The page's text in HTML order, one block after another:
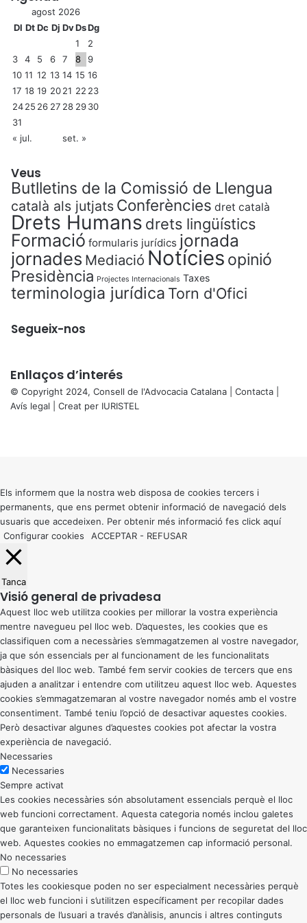
agost 2026
Dl DtDc Dj DvDsDg
1
2
3
4 5 6 7 8
9
10 11 12 13 14 15 16
17 18 19 2021 22 23
2425 26 27 28 2930
31
« jul.
set. »
Veus
Butlletins de la Comissió de Llengua
català als jutjats Conferències dret català
Drets Humans drets lingüístics
Formació formularis jurídics jornada
jornades Mediació Notícies opinió
Presidència Projectes Internacionals Taxes
terminologia jurídica Torn d'Ofici
Segueix-nos
Enllaços d’interés
© Copyright 2024, Consell de l'Advocacia Catalana | Contacta
Avís legal | Creat per IURISTEL
button
Els informem que la nostra web disposa de cookies tercers i
permanents, que ens permet obtenir informació de navegació dels
usuaris que accedeixen. Per obtenir més informació fes click aquí
Configurar cookies
ACCEPTAR - REFUSAR
Tanca
Visió general de privadesa
Aquest lloc web utilitza cookies per millorar la vostra experiència
mentre navegueu pel lloc web. D’aquestes, les cookies que es
classifiquen com a necessàries s’emmagatzemen al vostre navegador,
ja que són essencials per al funcionament de les funcionalitats
bàsiques del lloc web. També fem servir cookies de tercers que ens
ajuden a analitzar i entendre com utilitzeu aquest lloc web. Aquestes
cookies s’emmagatzemaran al vostre navegador només amb el vostre
consentiment. També teniu l’opció de desactivar aquestes cookies.
Però desactivar algunes d’aquestes cookies pot afectar la vostra
experiència de navegació.
Necessaries
Necessaries
Sempre activat
Les cookies necessàries són absolutament essencials perquè el lloc
web funcioni correctament. Aquesta categoria només inclou galetes
que garanteixen funcionalitats bàsiques i funcions de seguretat del lloc
web. Aquestes cookies no emmagatzemen cap informació personal.
No necessaries
No necessaries
Totes les cookiesque poden no ser especialment necessàries perquè
el lloc web funcioni i s’utilitzen específicament per recopilar dades
personals de l’usuari a través d’anàlisis, anuncis i altres continguts